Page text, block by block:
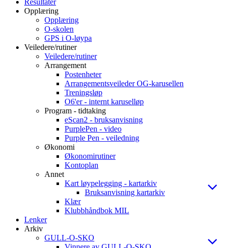
Opplæring
Opplæring
O-skolen
GPS i O-løypa
Veiledere/rutiner
Veiledere/rutiner
Arrangement
Postenheter
Arrangementsveileder OG-karusellen
Treningsløp
O6'er - internt karuselløp
Program - tidtaking
eScan2 - bruksanvisning
PurplePen - video
Purple Pen - veiledning
Økonomi
Økonomirutiner
Kontoplan
Annet
Kart løypelegging - kartarkiv
Bruksanvisning kartarkiv
Klær
Klubbhåndbok MIL
Lenker
Arkiv
GULL-O-SKO